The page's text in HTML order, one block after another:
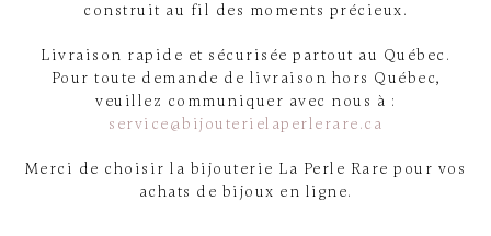
construit au fil des moments précieux.
Livraison rapide et sécurisée partout au Québec.
Pour toute demande de livraison hors Québec,
veuillez communiquer avec nous à :
service@bijouterielaperlerare.ca
Merci de choisir la bijouterie La Perle Rare pour vos
achats de bijoux en ligne.